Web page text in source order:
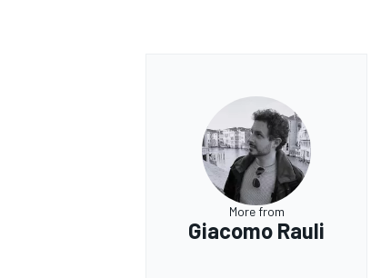
More from
Giacomo Rauli